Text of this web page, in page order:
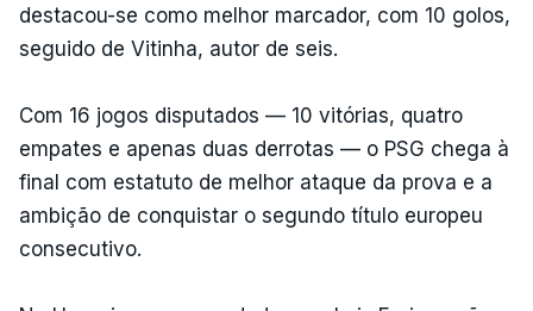
destacou-se como melhor marcador, com 10 golos,
seguido de Vitinha, autor de seis.
Com 16 jogos disputados — 10 vitórias, quatro
empates e apenas duas derrotas — o PSG chega à
final com estatuto de melhor ataque da prova e a
ambição de conquistar o segundo título europeu
consecutivo.